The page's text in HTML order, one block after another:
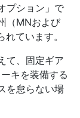
プション」で
（MNおよび
ています。
て、固定ギア
キを装備する
を怠らない場